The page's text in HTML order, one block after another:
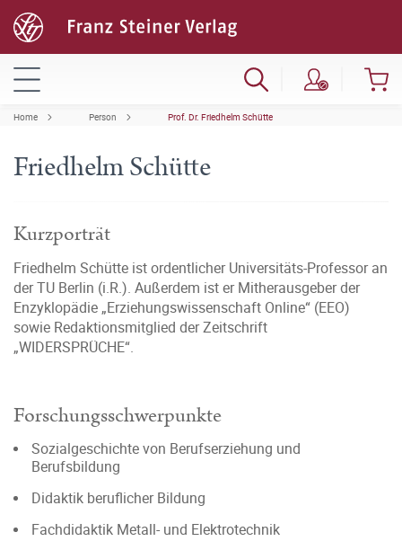
Home Person Prof. Dr. Friedhelm Schütte
Friedhelm Schütte
Kurzporträt
Friedhelm Schütte ist ordentlicher Universitäts-Professor an
der TU Berlin (i.R.). Außerdem ist er Mitherausgeber der
Enzyklopädie „Erziehungswissenschaft Online“ (EEO)
sowie Redaktionsmitglied der Zeitschrift
„WIDERSPRÜCHE“.
Forschungsschwerpunkte
Sozialgeschichte von Berufserziehung und
Berufsbildung
Didaktik beruflicher Bildung
Fachdidaktik Metall- und Elektrotechnik